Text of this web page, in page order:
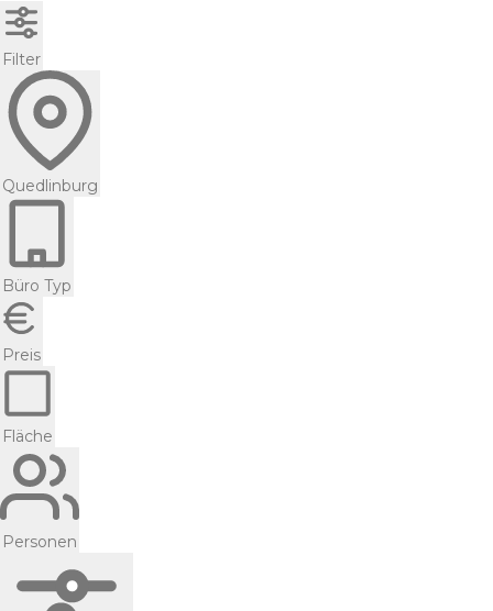
Filter
Quedlinburg
Büro Typ
Preis
Fläche
Personen